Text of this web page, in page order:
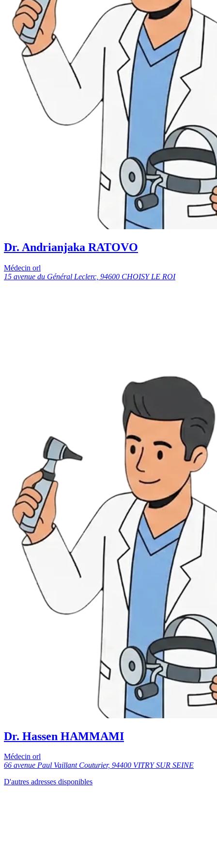
Dr. Andrianjaka RATOVO
Médecin orl
15 avenue du Général Leclerc, 94600 CHOISY LE ROI
Dr. Hassen HAMMAMI
Médecin orl
66 avenue Paul Vaillant Couturier, 94400 VITRY SUR SEINE
D'autres adresses disponibles